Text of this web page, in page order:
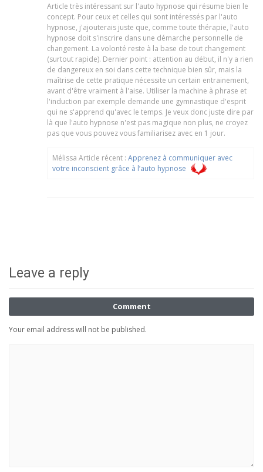
Article très intéressant sur l'auto hypnose qui résume bien le
concept. Pour ceux et celles qui sont intéressés par l'auto
hypnose, j'ajouterais juste que, comme toute thérapie, l'auto
hypnose doit s'inscrire dans une démarche personnelle de
changement. La volonté reste à la base de tout changement
(surtout rapide). Dernier point : attention au début, il n'y a rien
de dangereux en soi dans cette technique bien sûr, mais la
maîtrise de cette pratique nécessite un certain entrainement,
avant d'être vraiment à l'aise. Utiliser la machine à phrase et
l'induction par exemple demande une gymnastique d'esprit
qui ne s'apprend qu'avec le temps. Je veux donc juste dire par
là que l'auto hypnose n'est pas magique non plus, ne croyez
pas que vous pouvez vous familiarisez avec en 1 jour.
Mélissa Article récent : Apprenez à communiquer avec
votre inconscient grâce à l’auto hypnose
Leave a reply
Comment
Your email address will not be published.